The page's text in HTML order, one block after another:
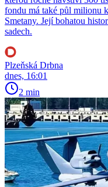
fondu má také půl milionu
Smetany. Její bohatou
sadech.
Plzeňská Drbna
dnes, 16:01
2 min